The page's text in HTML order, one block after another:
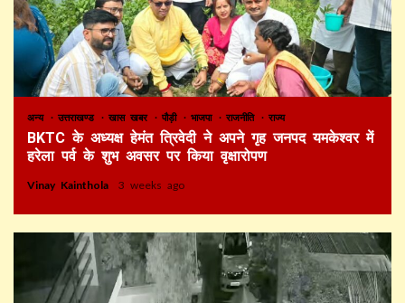
अन्य उत्तराखण्ड खास खबर पौड़ी भाजपा राजनीति राज्य
BKTC के अध्यक्ष हेमंत त्रिवेदी ने अपने गृह जनपद यमकेश्वर में
हरेला पर्व के शुभ अवसर पर किया वृक्षारोपण
Vinay Kainthola 3 weeks ago